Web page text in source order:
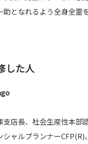
となれるよう全身全霊
した人
支店長、社会生産性本部
シャルプランナー